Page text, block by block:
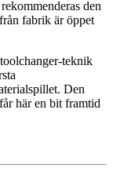
den
fabrik är öppet
teknik
Den
här en bit framtid